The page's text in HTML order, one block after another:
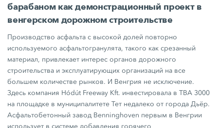
барабаном как демонстрационный проект в
венгерском дорожном строительстве
Производство асфальта с высокой долей повторно
используемого асфальтогранулята, такого как срезанный
материал, привлекает интерес органов дорожного
строительства и эксплуатирующих организаций на все
большем количестве рынков. И Венгрия не исключение.
Здесь компания Hódút Freeway Kft. инвестировала вTBA 3000
на площадке в муниципалитете Тет недалеко от города Дьёр.
Асфальтобетонный завод Benninghoven первым в Венгрии